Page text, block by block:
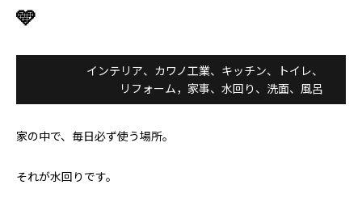
🩵
インテリア、 カワノ工業、 キッチン、 トイレ、
リフォーム，家事、 水回り 、 洗面、 風呂
家の中で、毎日必ず使う場所。
それが水回りです。